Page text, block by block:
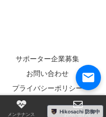
サポーター企業募集
お問い合わせ
プライバシーポリシー
マッチング.
メンテナンス お問い合わせ
Hikosachi 防御中